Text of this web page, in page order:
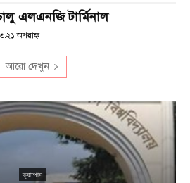
এলএনজি টার্মিনাল
অপরাহ্ণ
আরো দেখুন
ক্যাম্পাস